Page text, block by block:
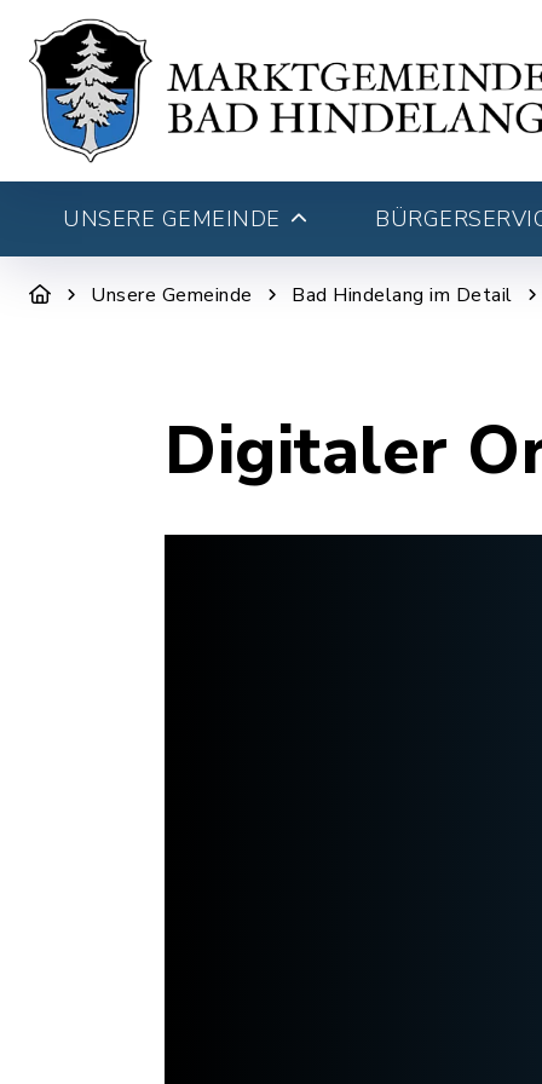
UNSERE GEMEINDE
Unsere Gemeinde Bad Hindelang im Detail
Digitaler